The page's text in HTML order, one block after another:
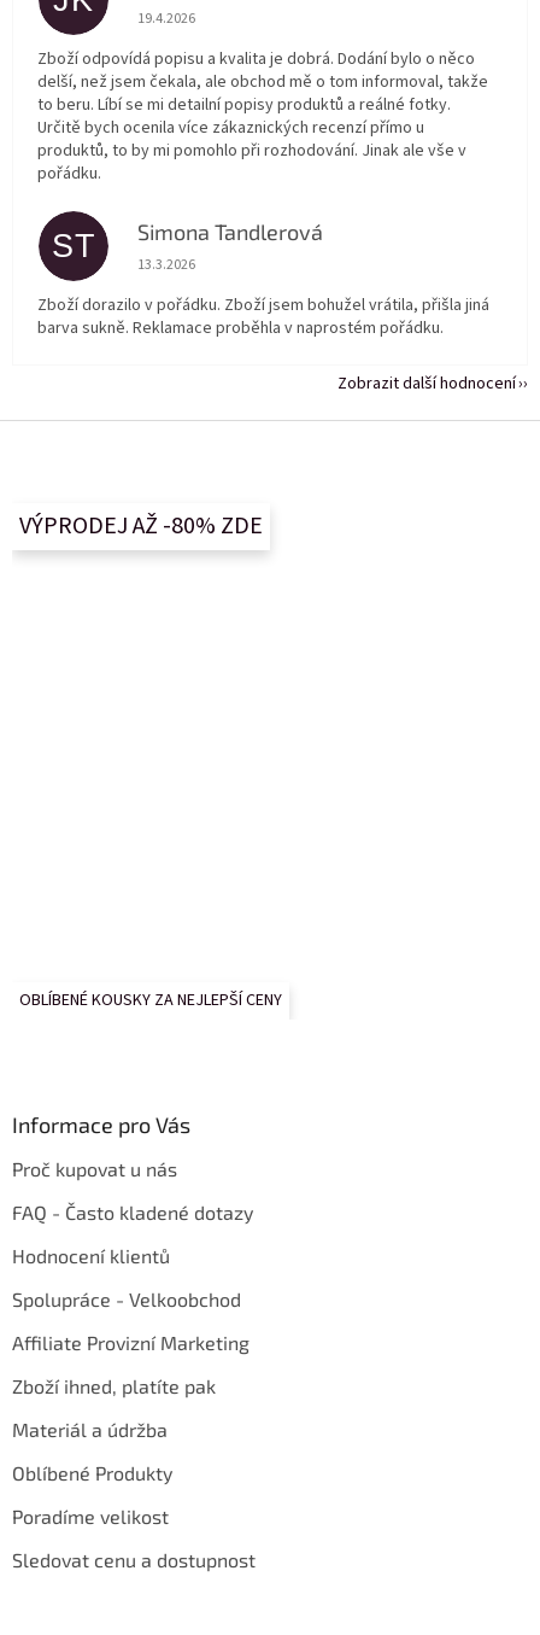
Hodnocení obchodu je 5 z 5 hvězdiček.
19.4.2026
Zboží odpovídá popisu a kvalita je dobrá. Dodání bylo o něco
delší, než jsem čekala, ale obchod mě o tom informoval, takže
to beru. Líbí se mi detailní popisy produktů a reálné fotky.
Určitě bych ocenila více zákaznických recenzí přímo u
produktů, to by mi pomohlo při rozhodování. Jinak ale vše v
pořádku.
ST Simona Tandlerová
Hodnocení obchodu je 5 z 5 hvězdiček.
13.3.2026
Zboží dorazilo v pořádku. Zboží jsem bohužel vrátila, přišla jiná
barva sukně. Reklamace proběhla v naprostém pořádku.
Zobrazit další hodnocení
VÝPRODEJ AŽ -80% ZDE
OBLÍBENÉ KOUSKY ZA NEJLEPŠÍ CENY
Informace pro Vás
Proč kupovat u nás
FAQ - Často kladené dotazy
Hodnocení klientů
Spolupráce - Velkoobchod
Affiliate Provizní Marketing
Zboží ihned, platíte pak
Materiál a údržba
Oblíbené Produkty
Poradíme velikost
Sledovat cenu a dostupnost